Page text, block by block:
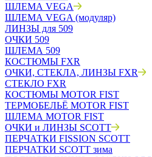
ШЛЕМА VEGA
ШЛЕМА VEGA (модуляр)
ЛИНЗЫ для 509
ОЧКИ 509
ШЛЕМА 509
КОСТЮМЫ FXR
ОЧКИ, СТЕКЛА, ЛИНЗЫ FXR
СТЕКЛО FXR
КОСТЮМЫ MOTOR FIST
ТЕРМОБЕЛЬЁ MOTOR FIST
ШЛЕМА MOTOR FIST
ОЧКИ и ЛИНЗЫ SCOTT
ПЕРЧАТКИ FISSION SCOTT
ПЕРЧАТКИ SCOTT зима